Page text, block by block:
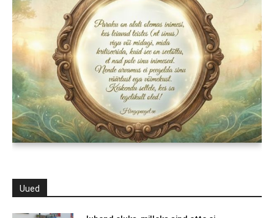
Uued